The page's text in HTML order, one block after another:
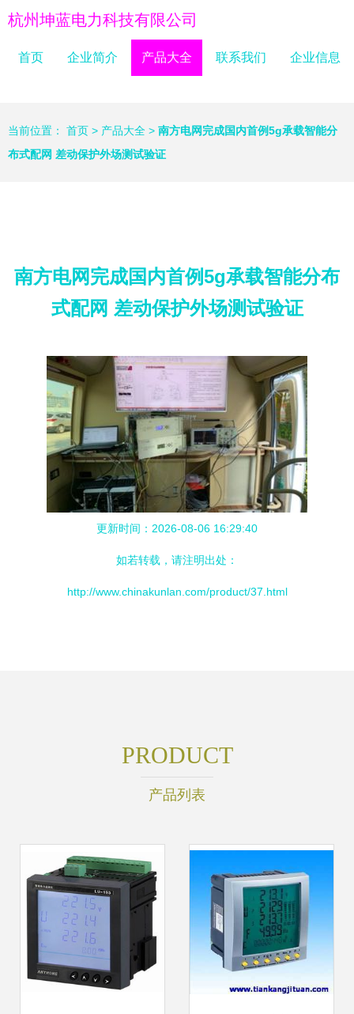
杭州坤蓝电力科技有限公司
首页 企业简介 产品大全 联系我们 企业信息
当前位置： 首页 > 产品大全 > 南方电网完成国内首例5g承载智能分
布式配网 差动保护外场测试验证
南方电网完成国内首例5g承载智能分布
式配网 差动保护外场测试验证
更新时间：2026-08-06 16:29:40
如若转载，请注明出处：
http://www.chinakunlan.com/product/37.html
PRODUCT
产品列表